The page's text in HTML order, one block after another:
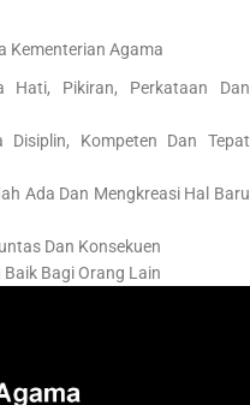
Kementerian Agama
Hati, Pikiran, Perkataan Dan
Disiplin, Kompeten Dan Tepat
Ada Dan Mengkreasi Hal Baru
Dan Konsekuen
Bagi Orang Lain